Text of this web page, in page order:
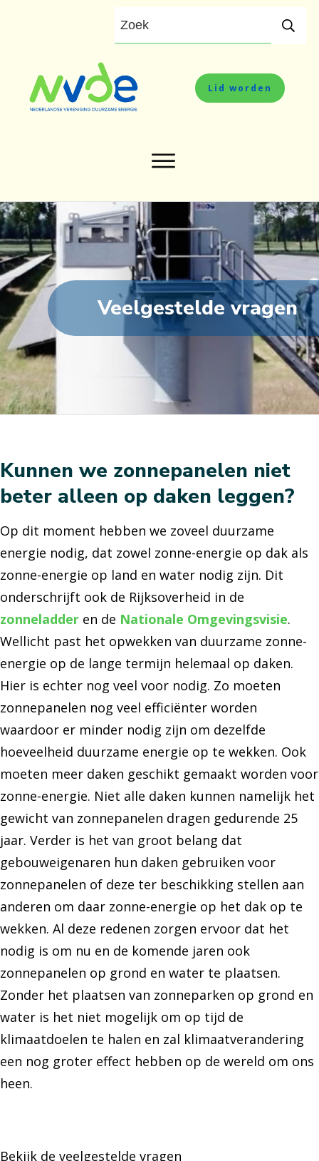
Lid worden
Veelgestelde vragen
Kunnen we zonnepanelen niet
beter alleen op daken leggen?
Op dit moment hebben we zoveel duurzame
energie nodig, dat zowel zonne-energie op dak als
zonne-energie op land en water nodig zijn. Dit
onderschrijft ook de Rijksoverheid in de
zonneladder en de Nationale Omgevingsvisie.
Wellicht past het opwekken van duurzame zonne-
energie op de lange termijn helemaal op daken.
Hier is echter nog veel voor nodig. Zo moeten
zonnepanelen nog veel efficiënter worden
waardoor er minder nodig zijn om dezelfde
hoeveelheid duurzame energie op te wekken. Ook
moeten meer daken geschikt gemaakt worden voor
zonne-energie. Niet alle daken kunnen namelijk het
gewicht van zonnepanelen dragen gedurende 25
jaar. Verder is het van groot belang dat
gebouweigenaren hun daken gebruiken voor
zonnepanelen of deze ter beschikking stellen aan
anderen om daar zonne-energie op het dak op te
wekken. Al deze redenen zorgen ervoor dat het
nodig is om nu en de komende jaren ook
zonnepanelen op grond en water te plaatsen.
Zonder het plaatsen van zonneparken op grond en
water is het niet mogelijk om op tijd de
klimaatdoelen te halen en zal klimaatverandering
een nog groter effect hebben op de wereld om ons
heen.
Bekijk de veelgestelde vragen